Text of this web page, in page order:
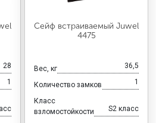
28
1
Сейф встраиваемый Juwel
4475
Вес, кг 36,5
Количество замков 1
Класс
взломостойкости
S2 класс